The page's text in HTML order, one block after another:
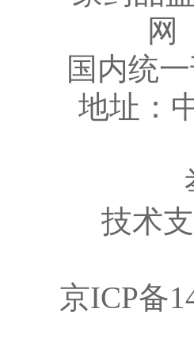
网
国内统
地址：
技术
京ICP备